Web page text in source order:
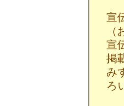
宣
宣
掲
み
ろ